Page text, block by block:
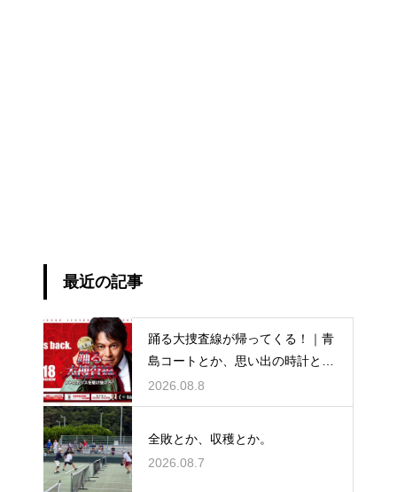
最近の記事
踊る大捜査線が帰ってくる！｜青
島コートとか、思い出の時計と
か。
2026.08.8
全敗とか、収穫とか。
2026.08.7